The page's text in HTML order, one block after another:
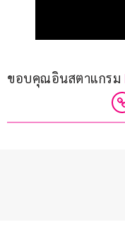
ขอบคุณอินสตาแกรม